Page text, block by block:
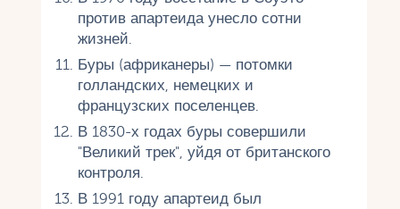
против апартеида унесло сотни
жизней.
Буры (африканеры) — потомки
голландских, немецких и
французских поселенцев.
В 1830-х годах буры совершили
"Великий трек", уйдя от британского
контроля.
В 1991 году апартеид был